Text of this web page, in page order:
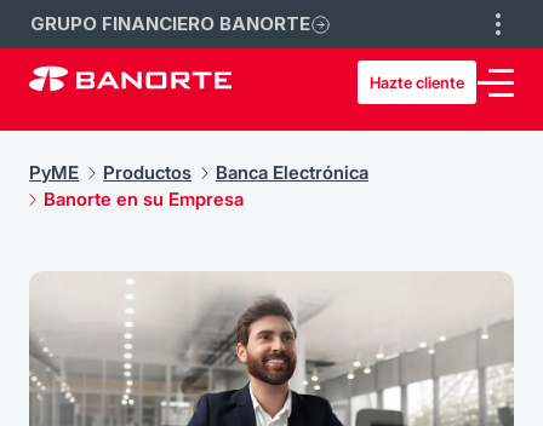
GRUPO FINANCIERO BANORTE
Hazte cliente
PyME Productos
Banca Electrónica
Banorte en su Empresa